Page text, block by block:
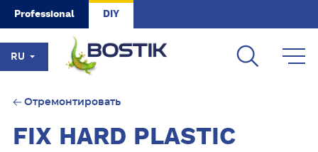
Skip to main content
Professional DIY
RU
Отремонтировать
FIX HARD PLASTIC